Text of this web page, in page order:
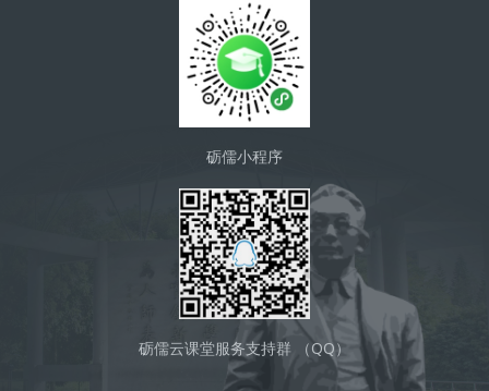
砺儒小程序
砺儒云课堂服务支持群 （QQ）